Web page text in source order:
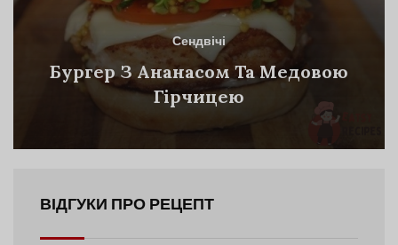
Сендвічі
Бургер З Ананасом Та Медовою
Гірчицею
ВІДГУКИ ПРО РЕЦЕПТ